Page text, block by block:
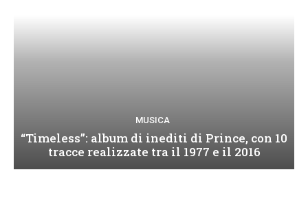
MUSICA
“Timeless”: album di inediti di Prince, con 10
tracce realizzate tra il 1977 e il 2016